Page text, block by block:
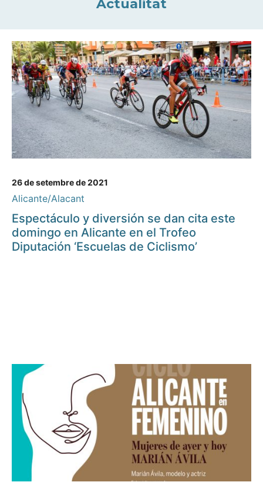
Actualitat
26 de setembre de 2021
Alicante/Alacant
Espectáculo y diversión se dan cita este
domingo en Alicante en el Trofeo
Diputación ‘Escuelas de Ciclismo’